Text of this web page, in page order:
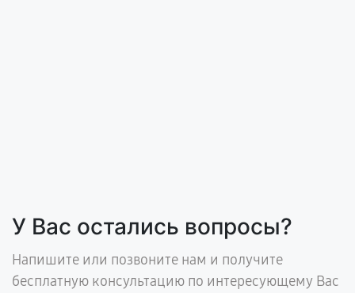
У Вас остались вопросы?
Напишите или позвоните нам и получите
бесплатную консультацию по интересующему Вас